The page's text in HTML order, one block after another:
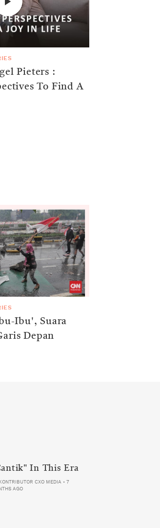
Pieters :
To Find A
Ibu', Suara
Depan
In This Era
KONTRIBUTOR CXO MEDIA • 7
AGO